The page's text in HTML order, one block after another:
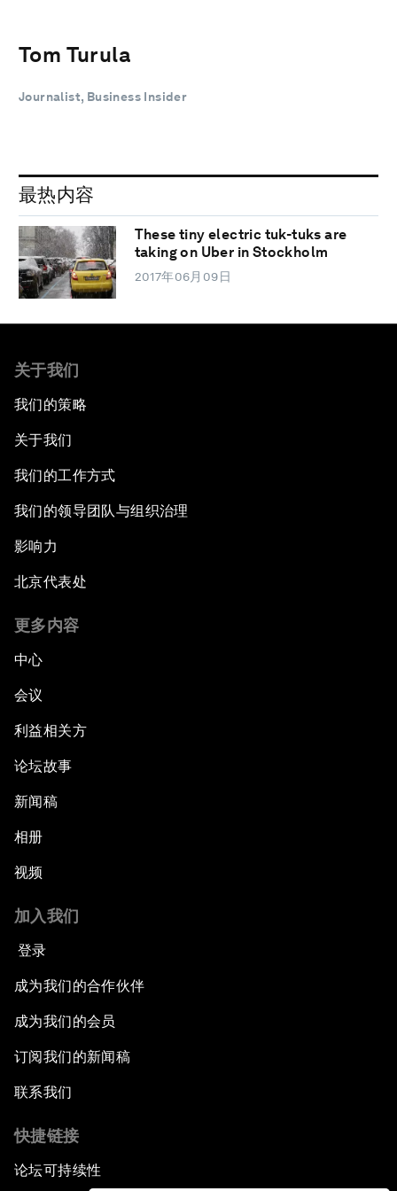
Tom Turula
Journalist, Business Insider
最热内容
These tiny electric tuk-tuks are
taking on Uber in Stockholm
2017年06月09日
关于我们
我们的策略
关于我们
我们的工作方式
我们的领导团队与组织治理
影响力
北京代表处
更多内容
中心
会议
利益相关方
论坛故事
新闻稿
相册
视频
加入我们
登录
成为我们的合作伙伴
成为我们的会员
订阅我们的新闻稿
联系我们
快捷链接
论坛可持续性